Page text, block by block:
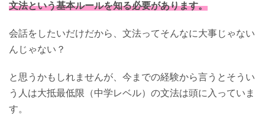
文法という基本ルールを知る必要があります。
会話をしたいだけだから、文法ってそんなに大事じゃない
んじゃない？
と思うかもしれませんが、今までの経験から言うとそうい
う人は大抵最低限（中学レベル）の文法は頭に入っていま
す。